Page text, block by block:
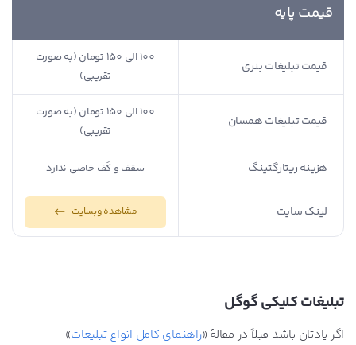
قیمت پایه
قیمت تبلیغات بنری
قیمت تبلیغات همسان
هزینه ریتارگتینگ
لینک سایت
480 تومان
480 تومن
500 تومان
مشاهده وبسایت
100 الی 150 تومان (به صورت
تقریبی)
100 الی 150 تومان (به صورت
تقریبی)
سقف و کَف خاصی ندارد
مشاهده وبسایت
تبلیغات کلیکی گوگل
اگر یادتان باشد قبلاً در مقالۀ «راهنمای کامل انواع تبلیغات»